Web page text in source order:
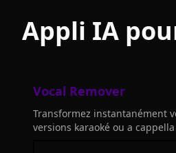
Appli IA
Vocal Remover
Transformez instantanément
versions karaoké ou a